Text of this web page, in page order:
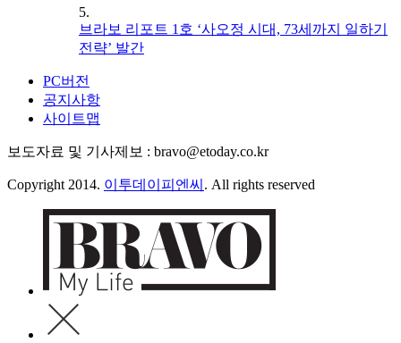
5.
브라보 리포트 1호 ‘사오정 시대, 73세까지 일하기
전략’ 발간
PC버전
공지사항
사이트맵
보도자료 및 기사제보 : bravo@etoday.co.kr
Copyright 2014. 이투데이피엔씨 . All rights reserved